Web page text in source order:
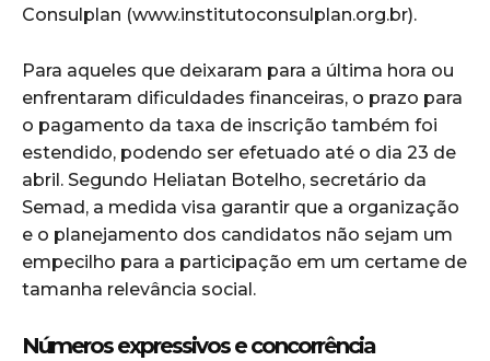
Consulplan (www.institutoconsulplan.org.br).
Para aqueles que deixaram para a última hora ou
enfrentaram dificuldades financeiras, o prazo para
o pagamento da taxa de inscrição também foi
estendido, podendo ser efetuado até o dia 23 de
abril. Segundo Heliatan Botelho, secretário da
Semad, a medida visa garantir que a organização
e o planejamento dos candidatos não sejam um
empecilho para a participação em um certame de
tamanha relevância social.
Números expressivos e concorrência